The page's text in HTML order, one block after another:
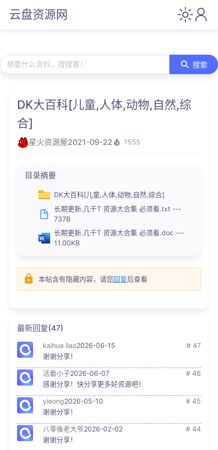
云盘资源网
想要什么资料，搜搜看！ 搜索
DK大百科[儿童,人体,动物,自然,综
合]
星火资源屋2021-09-22 1555
目录摘要
DK大百科[儿童,人体,动物,自然,综合]
长期更新.几千T 资源大合集 必须看.txt ---
737B
长期更新.几千T 资源大合集 必须看.doc ---
11.00KB
本帖含有隐藏内容，请您回复后查看
最新回复(47)
kaihua liao2026-06-15
# 47
谢谢分享！
活着小子2026-06-07
# 46
感谢分享！快分享更多好资源吧！
yieong2026-05-10
# 45
谢谢分享！
八零後老大爷2026-02-02
# 44
谢谢分享！